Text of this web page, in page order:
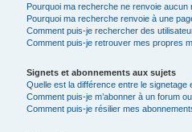
Pourquoi ma recherche ne renvoie aucun
Pourquoi ma recherche renvoie à une
Comment puis-je rechercher des
Comment puis-je retrouver mes propres
Signets et abonnements aux sujets
Quelle est la différence entre le signetage
Comment puis-je m’abonner à un forum
Comment puis-je résilier mes